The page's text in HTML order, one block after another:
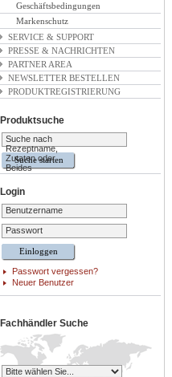
Geschäftsbedingungen
Markenschutz
SERVICE & SUPPORT
PRESSE & NACHRICHTEN
PARTNER AREA
NEWSLETTER BESTELLEN
PRODUKTREGISTRIERUNG
Produktsuche
Suche nach
Rezeptname,
Zutaten oder
Beides
Login
Benutzername
Passwort
Passwort vergessen?
Neuer Benutzer
Fachhändler Suche